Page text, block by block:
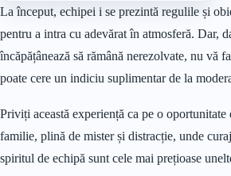
La început, echipei i se prezintă regulile și
pentru a intra cu adevărat în atmosferă. Dar,
încăpățânează să rămână nerezolvate, nu vă
poate cere un indiciu suplimentar de la
Priviți această experiență ca pe o oportunitate
familie, plină de mister și distracție, unde
spiritul de echipă sunt cele mai prețioase